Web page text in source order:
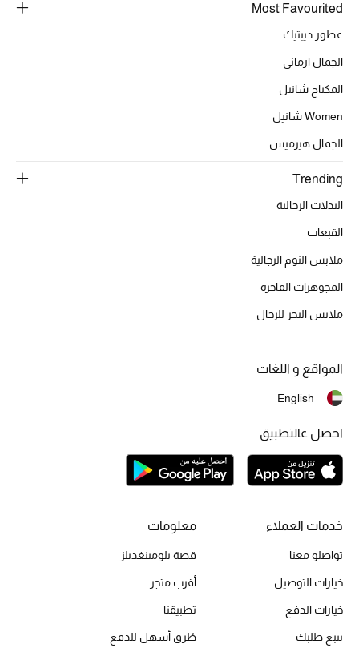
عرض جميع المنتجات
ما وصلنا حديثاً
حصريًا عبر الإنترنت
تشكيلة المناسبات للنساء
الحب للمحلي
الملابس الرياضية النسائية
تشكيلة الأعراس
حقائب وأحذية متطابقة
هدايا للنساء
جميع الملابس النسائية
جميع الأحذية النسائية
جميع الحقائب النسائية
Most Favourited
عطور ديبتيك
الجمال ارماني
المكياج شانيل
Women شانيل
الجمال هيرميس
Trending
البدلات الرجالية
القبعات
ملابس النوم الرجالية
المجوهرات الفاخرة
ملابس البحر للرجال
خدمات العملاء
تواصلو معنا
خيارات التوصيل
خيارات الدفع
تتبع طلبك
معلومات
قصة بلومينغديلز
أقرب متجر
تطبيقنا
طُرق أسهل للدفع
المواقع و اللغات
English
احصل عالتطبيق